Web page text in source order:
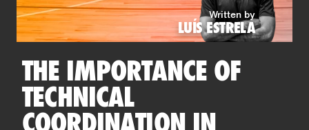
Written by
LUÍS ESTRELA
THE IMPORTANCE OF
TECHNICAL
COORDINATION IN